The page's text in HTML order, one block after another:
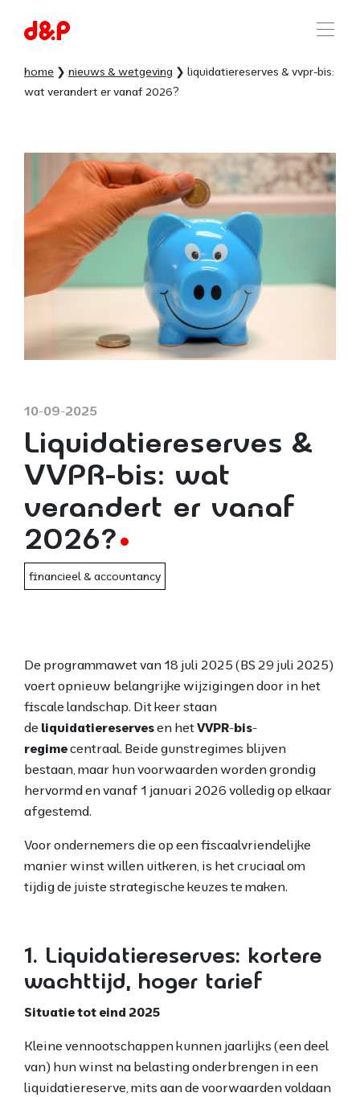
home nieuws & wetgeving
liquidatiereserves & vvpr-bis:
wat verandert er vanaf 2026?
10-09-2025
Liquidatiereserves &
VVPR-bis: wat
verandert er vanaf
2026?
financieel & accountancy
De programmawet van 18 juli 2025 (BS 29 juli 2025)
voert opnieuw belangrijke wijzigingen door in het
fiscale landschap. Dit keer staan
de liquidatiereservesen hetVVPR-bis-
regimecentraal. Beide gunstregimes blijven
bestaan, maar hun voorwaarden worden grondig
hervormd en vanaf 1 januari 2026 volledig op elkaar
afgestemd.
Voor ondernemers die op een fiscaalvriendelijke
manier winst willen uitkeren, is het cruciaal om
tijdig de juiste strategische keuzes te maken.
1. Liquidatiereserves: kortere
wachttijd, hoger tarief
Situatie tot eind 2025
Kleine vennootschappen kunnen jaarlijks (een deel
van) hun winst na belasting onderbrengen in een
liquidatiereserve, mits aan de voorwaarden voldaan